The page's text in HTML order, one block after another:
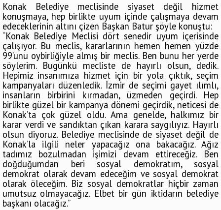
Konak Belediye meclisinde siyaset değil hizmet
konuşmaya, hep birlikte uyum içinde çalışmaya devam
edeceklerinin altını çizen Başkan Batur şöyle konuştu:
“Konak Belediye Meclisi dört senedir uyum içerisinde
çalışıyor. Bu meclis, kararlarının hemen hemen yüzde
99’unu oybirliğiyle almış bir meclis. Ben bunu her yerde
söylerim. Bugünkü mecliste de hayırlı olsun, dedik.
Hepimiz insanımıza hizmet için bir yola çıktık, seçim
kampanyaları düzenledik. İzmir de seçimi gayet ılımlı,
insanların birbirini kırmadan, üzmeden geçirdi. Hep
birlikte güzel bir kampanya dönemi geçirdik, neticesi de
Konak’ta çok güzel oldu. Ama genelde, halkımız bir
karar verdi ve sandıktan çıkan karara saygılıyız. Hayırlı
olsun diyoruz. Belediye meclisinde de siyaset değil de
Konak’la ilgili neler yapacağız ona bakacağız. Ağız
tadımız bozulmadan işimizi devam ettireceğiz. Ben
doğduğumdan beri sosyal demokratım, sosyal
demokrat olarak devam edeceğim ve sosyal demokrat
olarak öleceğim. Biz sosyal demokratlar hiçbir zaman
umutsuz olmayacağız. Elbet bir gün iktidarın belediye
başkanı olacağız.”